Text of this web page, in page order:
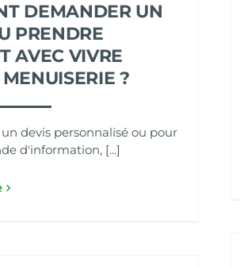
DEMANDER UN
PRENDRE
AVEC VIVRE
?
devis personnalisé ou pour
d'information, [...]